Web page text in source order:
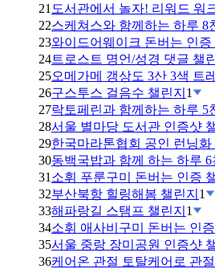
21 도서관에서 놀자! 리워드 워
22스케쳐스와 함께하는 하루 8
23와이드어웨이크 돈버는 인증
24트로스트 명언/성경 댓글 챌
25오메가메 갱상도 3산 3색 트
26구스투스 걸음수 챌린지 1
27락토페린과 함께하는 하루 5
28서울 별마당 도서관 인증샷
29한국마라톤협회 공인 런닝
30동백국밥과 함께 하는 하루
31 소휘 푸룬구미 돈버는 인증
32부산북항 힐링해봄 챌린지 1
33해파랑길 스탬프 챌린지 1
34소휘 애사비구미 돈버는 인증
35서울 중랑 장미공원 인증샷
36케어온 관절 토탈케어로 관